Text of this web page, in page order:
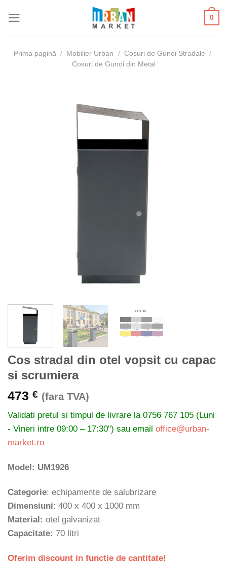
0
Prima pagină / Mobilier Urban / Cosuri de Gunoi Stradale /
Cosuri de Gunoi din Metal
Cos stradal din otel vopsit cu capac
si scrumiera
473 € (fara TVA)
Validati pretul si timpul de livrare la 0756 767 105 (Luni
- Vineri intre 09:00 – 17:30") sau email office@urban-
market.ro
Model: UM1926
Categorie: echipamente de salubrizare
Dimensiuni: 400 x 400 x 1000 mm
Material: otel galvanizat
Capacitate: 70 litri
Oferim discount in functie de cantitate!